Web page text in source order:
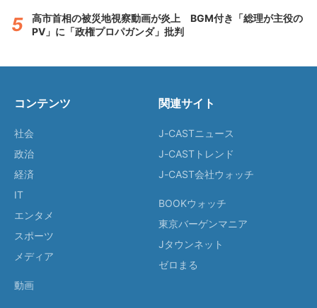
高市首相の被災地視察動画が炎上 BGM付き「総理が主役の
PV」に「政権プロパガンダ」批判
コンテンツ
社会
政治
経済
IT
エンタメ
スポーツ
メディア
動画
関連サイト
J-CASTニュース
J-CASTトレンド
J-CAST会社ウォッチ
BOOKウォッチ
東京バーゲンマニア
Jタウンネット
ゼロまる